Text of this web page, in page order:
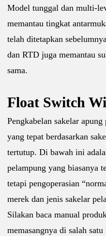
Model tunggal dan multi-
memantau tingkat
telah ditetapkan
dan RTD juga memantau
sama.
Float Switch
Pengkabelan sakelar
yang tepat berdasarkan
tertutup. Di bawah ini
pelampung yang biasanya
tetapi pengoperasian
merek dan jenis sakelar
Silakan baca manual
memasangnya di salah